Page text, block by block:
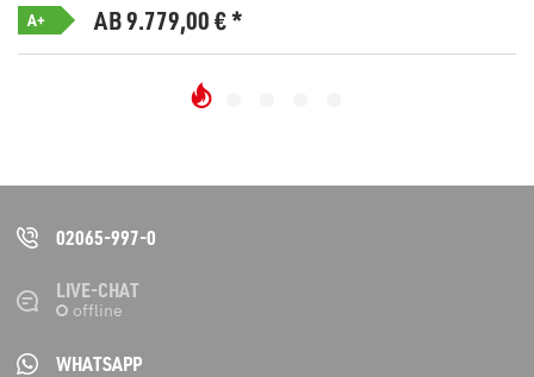
A+ AB 9.779,00€*
02065-997-0
LIVE-CHAT
WHATSAPP